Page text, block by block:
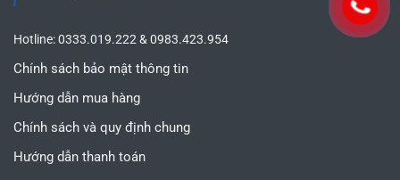
Hotline: 0333.019.222 & 0983.423.954
Chính sách bảo mật thông tin
Hướng dẫn mua hàng
Chính sách và quy định chung
Hướng dẫn thanh toán